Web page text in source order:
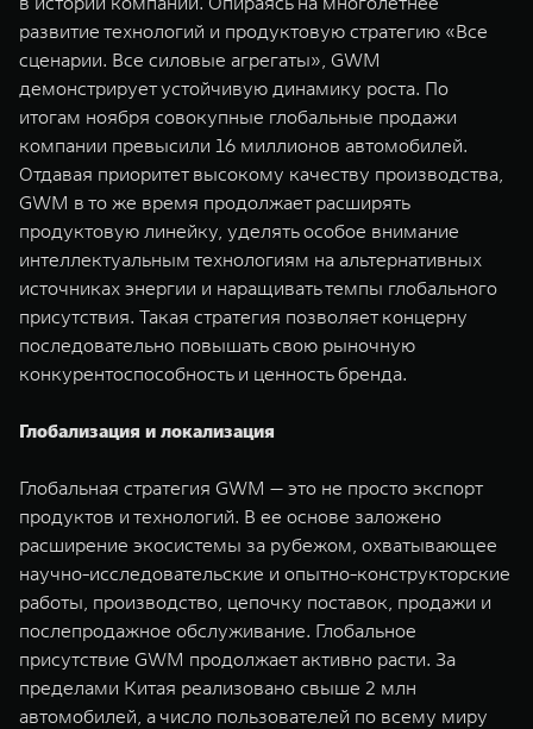
развитие технологий и продуктовую стратегию «Все
сценарии. Все силовые агрегаты», GWM
демонстрирует устойчивую динамику роста. По
итогам ноября совокупные глобальные продажи
компании превысили 16 миллионов автомобилей.
Отдавая приоритет высокому качеству производства,
GWM в то же время продолжает расширять
продуктовую линейку, уделять особое внимание
интеллектуальным технологиям на альтернативных
источниках энергии и наращивать темпы глобального
присутствия. Такая стратегия позволяет концерну
последовательно повышать свою рыночную
конкурентоспособность и ценность бренда.
Глобализация и локализация
Глобальная стратегия GWM — это не просто экспорт
продуктов и технологий. В ее основе заложено
расширение экосистемы за рубежом, охватывающее
научно-исследовательские и опытно-конструкторские
работы, производство, цепочку поставок, продажи и
послепродажное обслуживание. Глобальное
присутствие GWM продолжает активно расти. За
пределами Китая реализовано свыше 2 млн
автомобилей, а число пользователей по всему миру